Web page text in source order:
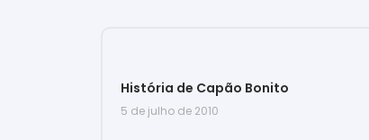
História de Capão Bonito
5 de julho de 2010